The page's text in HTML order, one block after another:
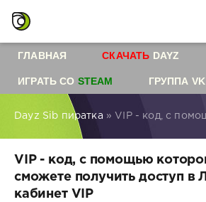
ГЛАВНАЯ СКАЧАТЬ DAYZ
ИГРАТЬ СО STEAM ГРУППА VK
Dayz Sib пиратка » VIP - код, с
VIP - код, с помощью
сможете получить доступ в
кабинет VIP